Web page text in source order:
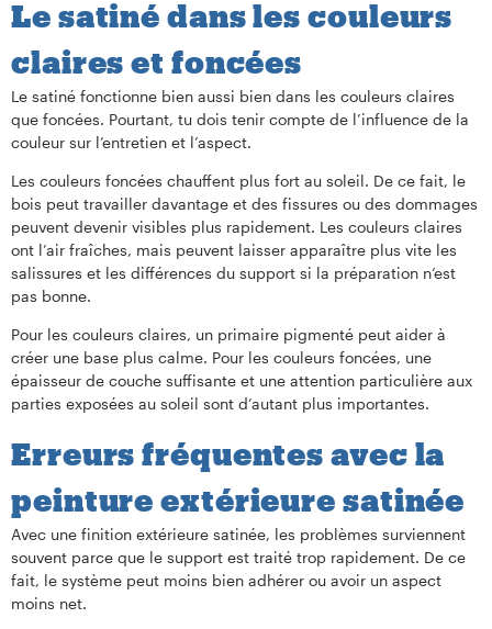
Le satiné dans les couleurs
claires et foncées
Le satiné fonctionne bien aussi bien dans les couleurs claires
que foncées. Pourtant, tu dois tenir compte de l’influence de la
couleur sur l’entretien et l’aspect.
Les couleurs foncées chauffent plus fort au soleil. De ce fait, le
bois peut travailler davantage et des fissures ou des dommages
peuvent devenir visibles plus rapidement. Les couleurs claires
ont l’air fraîches, mais peuvent laisser apparaître plus vite les
salissures et les différences du support si la préparation n’est
pas bonne.
Pour les couleurs claires, un primaire pigmenté peut aider à
créer une base plus calme. Pour les couleurs foncées, une
épaisseur de couche suffisante et une attention particulière aux
parties exposées au soleil sont d’autant plus importantes.
Erreurs fréquentes avec la
peinture extérieure satinée
Avec une finition extérieure satinée, les problèmes surviennent
souvent parce que le support est traité trop rapidement. De ce
fait, le système peut moins bien adhérer ou avoir un aspect
moins net.